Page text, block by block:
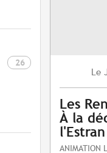
26
Le
Les
À la
l'Estran
ANIMATION